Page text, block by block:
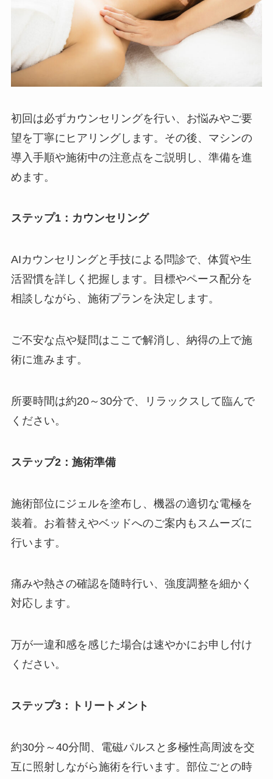
初回は必ずカウンセリングを行い、お悩みやご要
望を丁寧にヒアリングします。その後、マシンの
導入手順や施術中の注意点をご説明し、準備を進
めます。
ステップ1：カウンセリング
AIカウンセリングと手技による問診で、体質や生
活習慣を詳しく把握します。目標やペース配分を
相談しながら、施術プランを決定します。
ご不安な点や疑問はここで解消し、納得の上で施
術に進みます。
所要時間は約20～30分で、リラックスして臨んで
ください。
ステップ2：施術準備
施術部位にジェルを塗布し、機器の適切な電極を
装着。お着替えやベッドへのご案内もスムーズに
行います。
痛みや熱さの確認を随時行い、強度調整を細かく
対応します。
万が一違和感を感じた場合は速やかにお申し付け
ください。
ステップ3：トリートメント
約30分～40分間、電磁パルスと多極性高周波を交
互に照射しながら施術を行います。部位ごとの時